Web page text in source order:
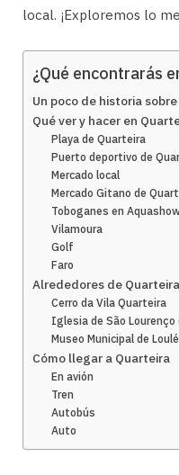
local. ¡Exploremos lo
¿Qué encontrarás
Un poco de historia
Qué ver y hacer en
Playa de Quarteira
Puerto deportivo de
Mercado local
Mercado Gitano de
Toboganes en
Vilamoura
Golf
Faro
Alrededores de Quarteira
Cerro da Vila Quarteira
Iglesia de São Lourenço
Museo Municipal de Loulé
Cómo llegar a Quarteira
En avión
Tren
Autobús
Auto